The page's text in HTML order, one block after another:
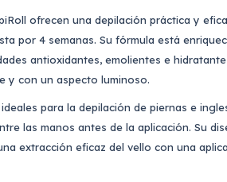
ofrecen una depilación práctica y
por 4 semanas. Su fórmula está
antioxidantes, emolientes e
y con un aspecto luminoso.
para la depilación de piernas e
las manos antes de la aplicación. Su
extracción eficaz del vello con una